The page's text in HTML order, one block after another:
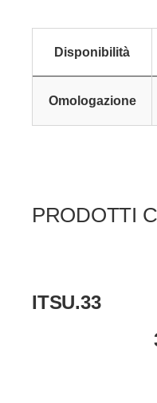
Disponibilità
Omologazione
PRODOTTI
ITSU.33